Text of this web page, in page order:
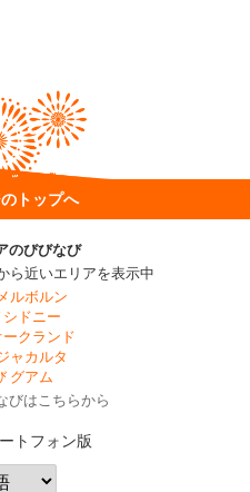
トップへ
のびびなび
ら近いエリアを表示中
ルボルン
ドニー
クランド
ャカルタ
グアム
びはこちらから
トフォン版